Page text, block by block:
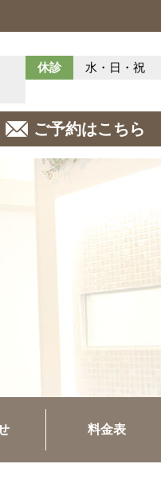
休診 水・日・祝
ご予約はこちら
料金表